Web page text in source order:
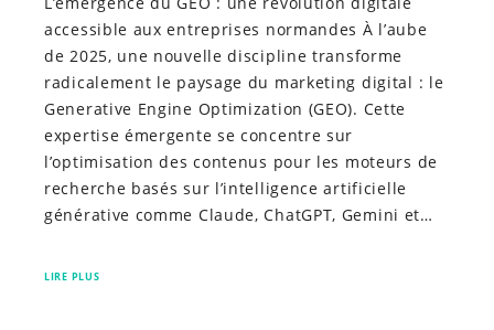
accessible aux entreprises normandes À l’aube
de 2025, une nouvelle discipline transforme
radicalement le paysage du marketing digital : le
Generative Engine Optimization (GEO). Cette
expertise émergente se concentre sur
l’optimisation des contenus pour les moteurs de
recherche basés sur l’intelligence artificielle
générative comme Claude, ChatGPT, Gemini et…
LIRE PLUS